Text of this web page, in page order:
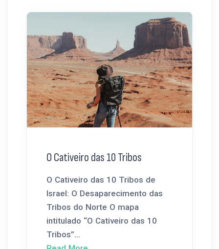
O Cativeiro das 10 Tribos
O Cativeiro das 10 Tribos de
Israel: O Desaparecimento das
Tribos do Norte O mapa
intitulado “O Cativeiro das 10
Tribos”...